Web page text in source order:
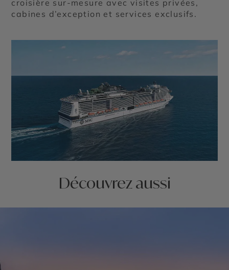
croisière sur-mesure avec visites privées,
cabines d’exception et services exclusifs.
Découvrez aussi